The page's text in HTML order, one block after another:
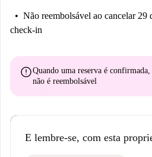
Não reembolsável ao cancelar 29
check-in
errorQuando uma reserva é
não é reembolsável
E lembre-se, com esta